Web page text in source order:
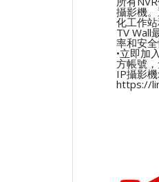
攝影機
化工作
TV Wall
率和安
•立即加
方帳號
IP攝影機:
https://